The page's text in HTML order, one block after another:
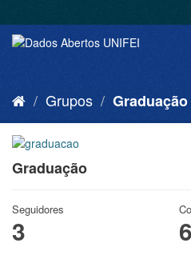
Grupos Graduação
Graduação
Seguidores
3 6